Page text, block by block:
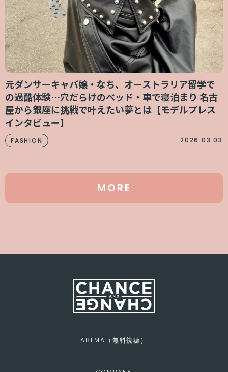
元ダンサーキャバ嬢・なち、オーストラリア留学で
の過酷体験…穴だらけのベッド・車で寝泊まり 名古
屋から銀座に挑戦で叶えたい夢とは【モデルプレス
インタビュー】
FASHION 2026.03.03
MORE
ABEMA（無料視聴）